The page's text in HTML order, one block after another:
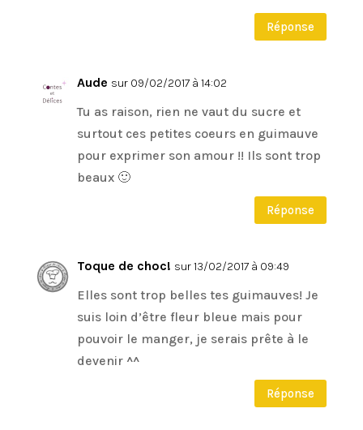
Réponse
Aude sur 09/02/2017 à 14:02
Tu as raison, rien ne vaut du sucre et
surtout ces petites coeurs en guimauve
pour exprimer son amour !! Ils sont trop
beaux 🙂
Réponse
Toque de choc! sur 13/02/2017 à 09:49
Elles sont trop belles tes guimauves! Je
suis loin d’être fleur bleue mais pour
pouvoir le manger, je serais prête à le
devenir ^^
Réponse